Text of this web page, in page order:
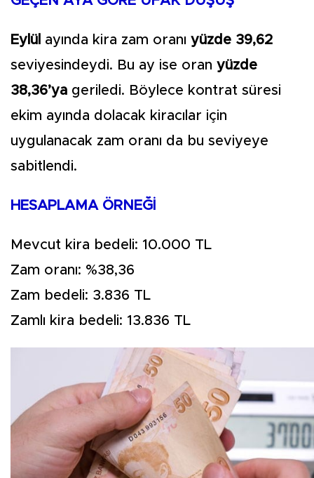
Eylül ayında kira zam oranı yüzde 39,62
seviyesindeydi. Bu ay ise oran yüzde
38,36’ya geriledi. Böylece kontrat süresi
ekim ayında dolacak kiracılar için
uygulanacak zam oranı da bu seviyeye
sabitlendi.
HESAPLAMA ÖRNEĞİ
Mevcut kira bedeli: 10.000 TL
Zam oranı: %38,36
Zam bedeli: 3.836 TL
Zamlı kira bedeli: 13.836 TL